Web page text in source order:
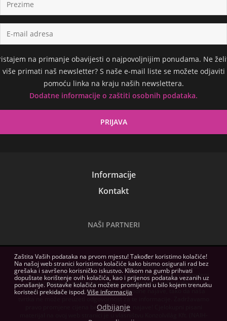
na primanje obavijesti o najpovoljnijim ponudama. Ne
više primati naš newsletter? S naše e-mail liste se možete odjaviti
pomoću linka na kraju naših newslettera.
Dodatne informacije o zaštiti osobnih podataka.
Informacije
Kontakt
NAŠI PARTNERI
Slike na ovoj web stranici služe samo kao ilustracija. Tehničke
specifikacije, sadržaji paketa i hardverski zahtjevi softvera navedeni
na ovoj web stranici imaju samo informativnu svrhu, izdavači
zadržavaju pravo na izmjene bez prethodne najave, tako da naša
pravo promjene cijena bez prethodne najave! Cjelokupni pisani
Zaštita Vaših podataka na prvom mjestu! Također koristimo kolačiće!
Na našoj web stranici koristimo kolačiće kako bismo osigurali rad bez
grešaka i savršeno korisničko iskustvo. Klikom na gumb prihvati
dopuštate korištenje ovih kolačića, kao i prijenos podataka vezanih uz
ponašanje. Postavke kolačića možete promijeniti u bilo kojem trenutku
koristeći prekidače ispod.Više informacija
Odbijanje